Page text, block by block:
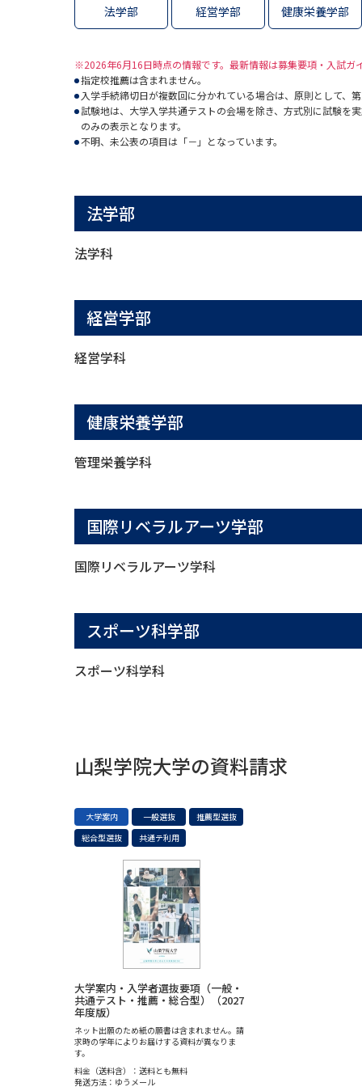
法学部 経営学部 健康栄養学部
※2026年6月16日時点の情報です。最新情報は募集要項・入試ガ
指定校推薦は含まれません。
入学手続締切日が複数回に分かれている場合は、原則として、
試験地は、大学入学共通テストの会場を除き、方式別に試験を
のみの表示となります。
不明、未公表の項目は「－」となっています。
法学部
法学科
経営学部
経営学科
健康栄養学部
管理栄養学科
国際リベラルアーツ学部
国際リベラルアーツ学科
スポーツ科学部
スポーツ科学科
山梨学院大学の資料請求
大学案内 一般選抜
推薦型選抜
総合型選抜
共通テ利用
大学案内・入学者選抜要項（一般・
共通テスト・推薦・総合型）（2027
年度版）
ネット出願のため紙の願書は含まれません。請
求時の学年によりお届けする資料が異なりま
す。
料金（送料含）：送料とも無料
発送方法：ゆうメール